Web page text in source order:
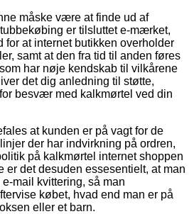
måske være at finde ud af
er tilsluttet e-mærket,
for at internet butikken overholder
samt at den fra tid til anden føres
har nøje kendskab til vilkårene
det dig anledning til støtte,
besvær med kalkmørtel ved din
at kunden er på vagt for de
der har indvirkning på ordren,
på kalkmørtel internet shoppen
er det desuden essesentielt, at man
mail kvittering, så man
købet, hvad end man er på
eller et barn.